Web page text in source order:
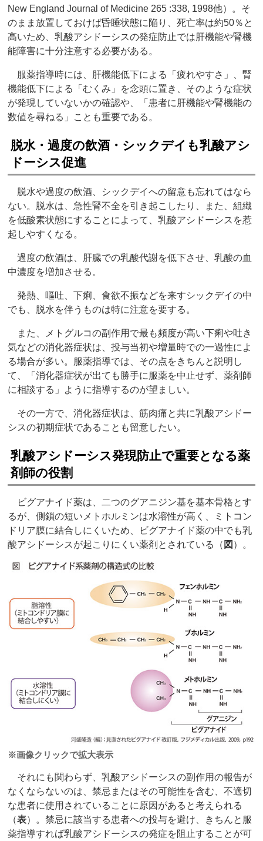
New England Journal of Medicine 265 :338, 1998他）。そ
のまま放置しておけば昏睡状態に陥り、死亡率は約50％と
高いため、乳酸アシドーシスの発症防止では肝機能や腎機
能障害に十分注意する必要がある。
服薬指導時には、肝機能低下による「疲れやすさ」、腎
機能低下による「むくみ」を念頭に置き、そのような症状
が発現していないかの確認や、「患者に肝機能や腎機能の
数値を尋ねる」ことも重要である。
脱水・過度の飲酒・シックデイも乳酸アシ
ドーシス促進
脱水や過度の飲酒、シックデイへの留意も忘れてはなら
ない。脱水は、急性腎不全を引き起こしたり、また、組織
を低酸素状態にすることによって、乳酸アシドーシスを惹
起しやすくなる。
過度の飲酒は、肝臓での乳酸代謝を低下させ、乳酸の血
中濃度を増加させる。
発熱、嘔吐、下痢、食欲不振などを来すシックデイの中
でも、脱水を伴うものは特に注意を要する。
また、メトグルコの副作用で最も頻度が高い下痢や吐き
気などの消化器症状は、投与当初や増量時での一過性によ
る場合が多い。服薬指導では、その点をきちんと説明し
て、「消化器症状が出ても勝手に服薬を中止せず、薬剤師
に相談する」ように指導するのが望ましい。
その一方で、消化器症状は、筋肉痛と共に乳酸アシドー
シスの初期症状であることも留意したい。
乳酸アシドーシス発現防止で重要となる薬
剤師の役割
ビグアナイド薬は、二つのグアニジン基を基本骨格とす
るが、側鎖の短いメトホルミンは水溶性が高く、ミトコン
ドリア膜に結合しにくいため、ビグアナイド薬の中でも乳
酸アシドーシスが起こりにくい薬剤とされている（ 図 ）。
※画像クリックで拡大表示
それにも関わらず、乳酸アシドーシスの副作用の報告が
なくならないのは、禁忌またはその可能性を含む、不適切
な患者に使用されていることに原因があると考えられる
（表）。禁忌に該当する患者への投与を避け、きちんと服
薬指導すれば乳酸アシドーシスの発症を阻止することが可